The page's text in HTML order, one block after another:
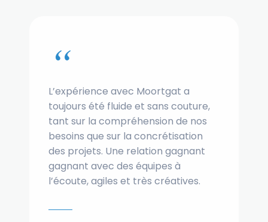
“
L’expérience avec Moortgat a
toujours été fluide et sans couture,
tant sur la compréhension de nos
besoins que sur la concrétisation
des projets. Une relation gagnant
gagnant avec des équipes à
l’écoute, agiles et très créatives.